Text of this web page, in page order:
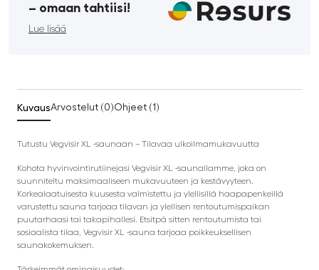
­– omaan tahtiisi!
Lue lisää
KuvausArvostelut (0)Ohjeet (1)
Tutustu Vegvisir XL -saunaan – Tilavaa ulkoilmamukavuutta
Kohota hyvinvointirutiinejasi Vegvisir XL -saunallamme, joka on
suunniteltu maksimaaliseen mukavuuteen ja kestävyyteen.
Korkealaatuisesta kuusesta valmistettu ja ylellisillä haapapenkeillä
varustettu sauna tarjoaa tilavan ja ylellisen rentoutumispaikan
puutarhaasi tai takapihallesi. Etsitpä sitten rentoutumista tai
sosiaalista tilaa, Vegvisir XL -sauna tarjoaa poikkeuksellisen
saunakokemuksen.